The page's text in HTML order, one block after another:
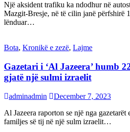
Një aksident trafiku ka ndodhur në
Mazgit-Bresje, në të cilin janë përfshirë
lënduar…
Bota, Kronikë e zezë, Lajme
Gazetari i ‘Al Jazeera’ humb
gjatë një sulmi izraelit
adminadmin
December 7, 2023
Al Jazeera raporton se një nga gazetarët
familjes së tij në një sulm izraelit…